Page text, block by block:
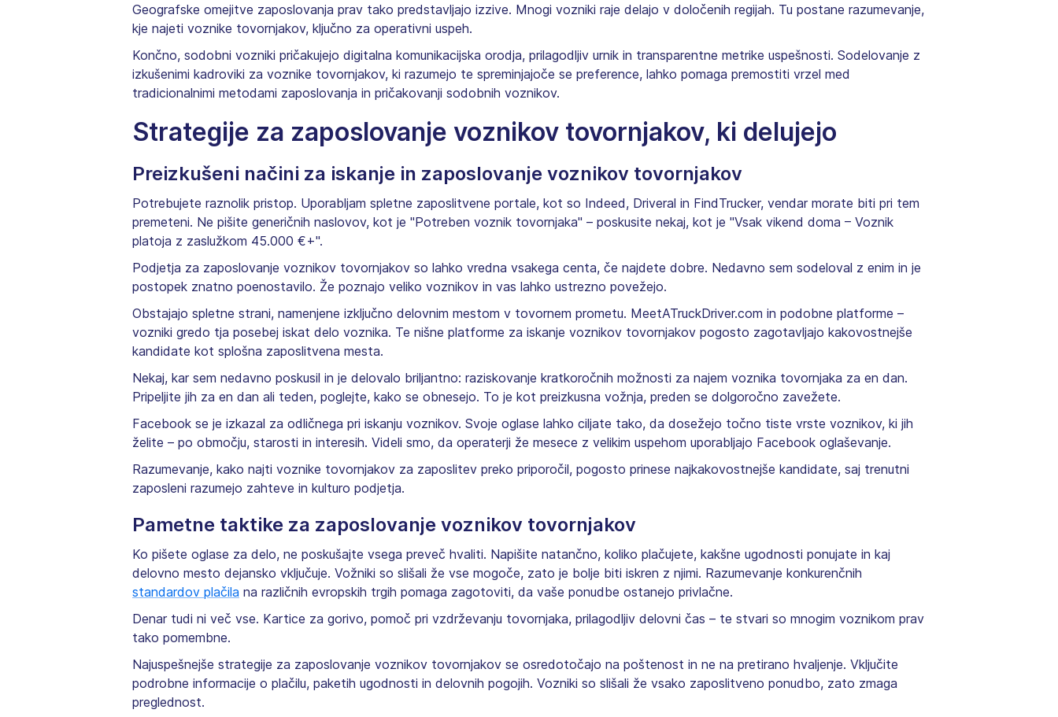
Geografske omejitve zaposlovanja prav tako predstavljajo izzive. Mnogi vozniki raje delajo v določenih regijah. Tu postane razumevanje,
kje najeti voznike tovornjakov, ključno za operativni uspeh.
Končno, sodobni vozniki pričakujejo digitalna komunikacijska orodja, prilagodljiv urnik in transparentne metrike uspešnosti. Sodelovanje z
izkušenimi kadroviki za voznike tovornjakov, ki razumejo te spreminjajoče se preference, lahko pomaga premostiti vrzel med
tradicionalnimi metodami zaposlovanja in pričakovanji sodobnih voznikov.
Strategije za zaposlovanje voznikov tovornjakov, ki delujejo
Preizkušeni načini za iskanje in zaposlovanje voznikov tovornjakov
Potrebujete raznolik pristop. Uporabljam spletne zaposlitvene portale, kot so Indeed, Driveral in FindTrucker, vendar morate biti pri tem
premeteni. Ne pišite generičnih naslovov, kot je "Potreben voznik tovornjaka" – poskusite nekaj, kot je "Vsak vikend doma – Voznik
platoja z zaslužkom 45.000 €+".
Podjetja za zaposlovanje voznikov tovornjakov so lahko vredna vsakega centa, če najdete dobre. Nedavno sem sodeloval z enim in je
postopek znatno poenostavilo. Že poznajo veliko voznikov in vas lahko ustrezno povežejo.
Obstajajo spletne strani, namenjene izključno delovnim mestom v tovornem prometu. MeetATruckDriver.com in podobne platforme –
vozniki gredo tja posebej iskat delo voznika. Te nišne platforme za iskanje voznikov tovornjakov pogosto zagotavljajo kakovostnejše
kandidate kot splošna zaposlitvena mesta.
Nekaj, kar sem nedavno poskusil in je delovalo briljantno: raziskovanje kratkoročnih možnosti za najem voznika tovornjaka za en dan.
Pripeljite jih za en dan ali teden, poglejte, kako se obnesejo. To je kot preizkusna vožnja, preden se dolgoročno zavežete.
Facebook se je izkazal za odličnega pri iskanju voznikov. Svoje oglase lahko ciljate tako, da dosežejo točno tiste vrste voznikov, ki jih
želite – po območju, starosti in interesih. Videli smo, da operaterji že mesece z velikim uspehom uporabljajo Facebook oglaševanje.
Razumevanje, kako najti voznike tovornjakov za zaposlitev preko priporočil, pogosto prinese najkakovostnejše kandidate, saj trenutni
zaposleni razumejo zahteve in kulturo podjetja.
Pametne taktike za zaposlovanje voznikov tovornjakov
Ko pišete oglase za delo, ne poskušajte vsega preveč hvaliti. Napišite natančno, koliko plačujete, kakšne ugodnosti ponujate in kaj
delovno mesto dejansko vključuje. Vožniki so slišali že vse mogoče, zato je bolje biti iskren z njimi. Razumevanje konkurenčnih
standardov plačila na različnih evropskih trgih pomaga zagotoviti, da vaše ponudbe ostanejo privlačne.
Denar tudi ni več vse. Kartice za gorivo, pomoč pri vzdrževanju tovornjaka, prilagodljiv delovni čas – te stvari so mnogim voznikom prav
tako pomembne.
Najuspešnejše strategije za zaposlovanje voznikov tovornjakov se osredotočajo na poštenost in ne na pretirano hvaljenje. Vključite
podrobne informacije o plačilu, paketih ugodnosti in delovnih pogojih. Vozniki so slišali že vsako zaposlitveno ponudbo, zato zmaga
preglednost.